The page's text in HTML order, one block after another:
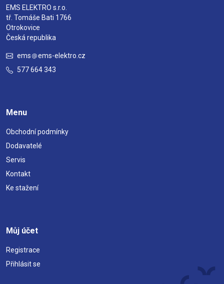
EMS ELEKTRO s.r.o.
tř. Tomáše Bati 1766
Otrokovice
Česká republika
ems
ems-elektro.cz
577 664 343
Menu
Obchodní podmínky
Dodavatelé
Servis
Kontakt
Ke stažení
Můj účet
Registrace
Přihlásit se